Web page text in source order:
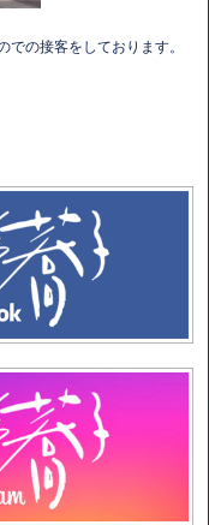
の接客をしております。